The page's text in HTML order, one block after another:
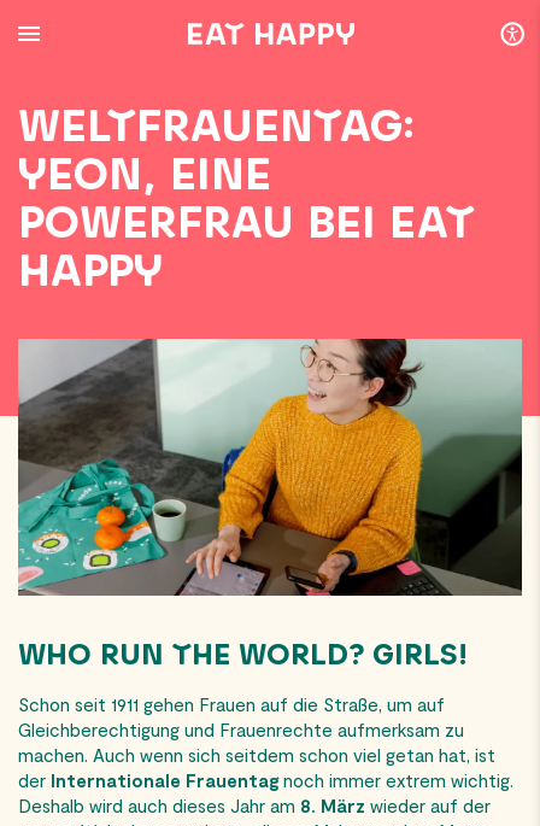
TO
WELTFRAUENTAG:
YEON, EINE
POWERFRAU BEI EAT
HAPPY
WHO RUN THE WORLD? GIRLS!
Schon seit 1911 gehen Frauen auf die Straße, um auf
Gleichberechtigung und Frauenrechte aufmerksam zu
machen. Auch wenn sich seitdem schon viel getan hat, ist
der Internationale Frauentagnoch immer extrem wichtig.
Deshalb wird auch dieses Jahr am 8. März wieder auf der